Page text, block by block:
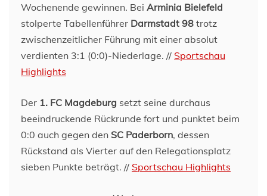
Wochenende gewinnen. Bei Arminia Bielefeld
stolperte Tabellenführer Darmstadt 98 trotz
zwischenzeitlicher Führung mit einer absolut
verdienten 3:1 (0:0)-Niederlage. // Sportschau
Highlights
Der 1. FC Magdeburg setzt seine durchaus
beeindruckende Rückrunde fort und punktet beim
0:0 auch gegen den SC Paderborn, dessen
Rückstand als Vierter auf den Relegationsplatz
sieben Punkte beträgt. // Sportschau Highlights